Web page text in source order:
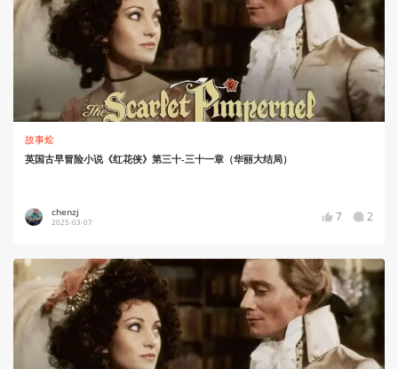
故事烩
英国古早冒险小说《红花侠》第三十-三十一章（华丽大结局）
chenzj
2025-03-07 7 2